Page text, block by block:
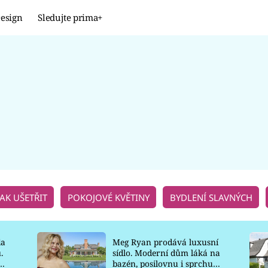
Sledujte prima+
UŠETŘIT POKOJOVÉ KVĚTINY BYDLENÍ SLAVNÝCH
Meg Ryan prodává luxusní
sídlo. Moderní dům láká na
bazén, posilovnu i sprchu